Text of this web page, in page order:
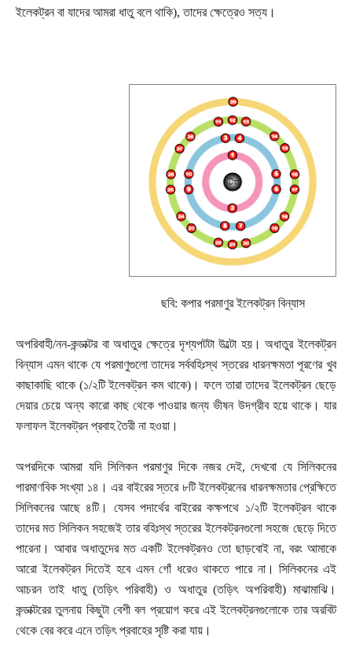
ইলেকট্রন বা যাদের আমরা ধাতু বলে থাকি), তাদের ক্ষেত্রেও সত্য।
ছবি: কপার পরমাণুর ইলেকট্রন বিন্যাস
অপরিবাহী/নন-কন্ডাক্টর বা অধাতুর ক্ষেত্রে দৃশ্যপটটা উল্টো হয়। অধাতুর ইলেকট্রন
বিন্যাস এমন থাকে যে পরমাণুগুলো তাদের সর্ববহিঃস্থ স্তরের ধারনক্ষমতা পূরণের খুব
কাছাকাছি থাকে (১/২টি ইলেকট্রন কম থাকে)। ফলে তারা তাদের ইলেকট্রন ছেড়ে
দেয়ার চেয়ে অন্য কারো কাছ থেকে পাওয়ার জন্য ভীষন উদগ্রীব হয়ে থাকে। যার
ফলাফল ইলেকট্রন প্রবাহ তৈরী না হওয়া।
অপরদিকে আমরা যদি সিলিকন পরমাণুর দিকে নজর দেই, দেখবো যে সিলিকনের
পারমাণবিক সংখ্যা ১৪। এর বাইরের স্তরে ৮টি ইলেকট্রনের ধারনক্ষমতার প্রেক্ষিতে
সিলিকনের আছে ৪টি। যেসব পদার্থের বাইরের কক্ষপথে ১/২টি ইলেকট্রন থাকে
তাদের মত সিলিকন সহজেই তার বহিঃস্থ স্তরের ইলেকট্রনগুলো সহজে ছেড়ে দিতে
পারেনা। আবার অধাতুদের মত একটি ইলেকট্রনও তো ছাড়বোই না, বরং আমাকে
আরো ইলেকট্রন দিতেই হবে এমন গোঁ ধরেও থাকতে পারে না। সিলিকনের এই
আচরন তাই ধাতু (তড়িৎ পরিবাহী) ও অধাতুর (তড়িৎ অপরিবাহী) মাঝামাঝি।
কন্ডাক্টরের তুলনায় কিছুটা বেশী বল প্রয়োগ করে এই ইলেকট্রনগুলোকে তার অরবিট
থেকে বের করে এনে তড়িৎ প্রবাহের সৃষ্টি করা যায়।